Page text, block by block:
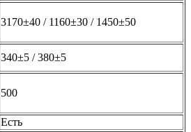
3170±40 / 1160±30 / 1450±50
340±5 / 380±5
500
Есть